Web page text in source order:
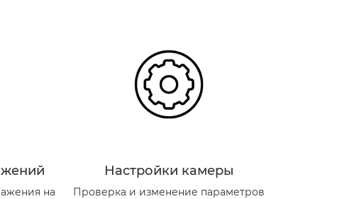
на
Настройки камеры
Проверка и изменение параметров